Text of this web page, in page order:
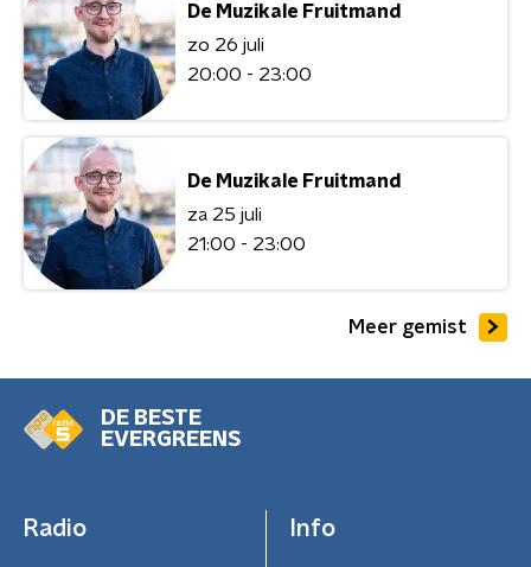
De Muzikale Fruitmand
zo 26 juli
20:00 - 23:00
De Muzikale Fruitmand
za 25 juli
21:00 - 23:00
Meer gemist
DE BESTE
EVERGREENS
Radio Info